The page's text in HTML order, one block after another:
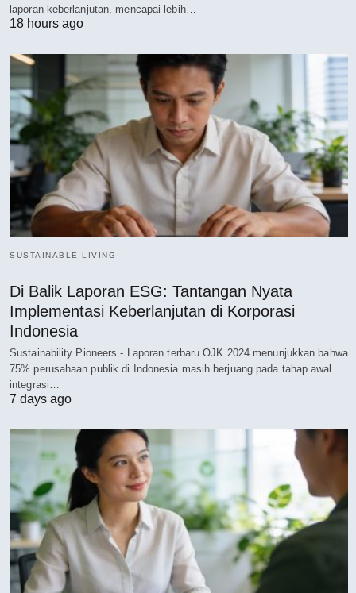
laporan keberlanjutan, mencapai lebih…
18 hours ago
SUSTAINABLE LIVING
Di Balik Laporan ESG: Tantangan Nyata
Implementasi Keberlanjutan di Korporasi
Indonesia
Sustainability Pioneers - Laporan terbaru OJK 2024 menunjukkan bahwa
75% perusahaan publik di Indonesia masih berjuang pada tahap awal
integrasi…
7 days ago